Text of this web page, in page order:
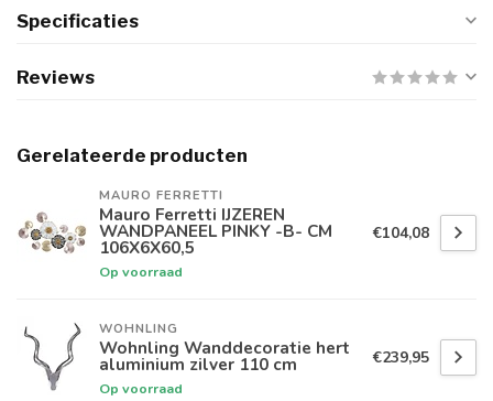
Specificaties
Reviews
Gerelateerde producten
MAURO FERRETTI
Mauro Ferretti IJZEREN
WANDPANEEL PINKY -B- CM
106X6X60,5
Op voorraad
€104,08
WOHNLING
Wohnling Wanddecoratie hert
aluminium zilver 110 cm
Op voorraad
€239,95